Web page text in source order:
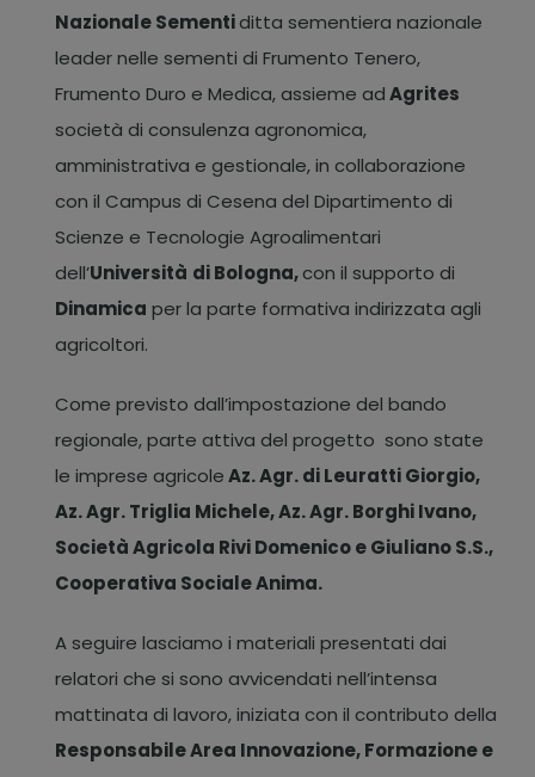
Nazionale Sementiditta sementiera nazionale
leader nelle sementi di Frumento Tenero,
Frumento Duro e Medica, assieme adAgrites
società di consulenza agronomica,
amministrativa e gestionale, in collaborazione
con il Campus di Cesena del Dipartimento di
Scienze e Tecnologie Agroalimentari
dell’Università di Bologna,con il supporto di
Dinamica per la parte formativa indirizzata agli
agricoltori.
Come previsto dall’impostazione del bando
regionale, parte attiva del progetto sono state
le imprese agricoleAz. Agr. di Leuratti Giorgio,
Az. Agr. Triglia Michele, Az. Agr. Borghi Ivano,
Società Agricola Rivi Domenico e Giuliano S.S.,
Cooperativa Sociale Anima.
A seguire lasciamo i materiali presentati dai
relatori che si sono avvicendati nell’intensa
mattinata di lavoro, iniziata con il contributo della
Responsabile Area Innovazione, Formazione e